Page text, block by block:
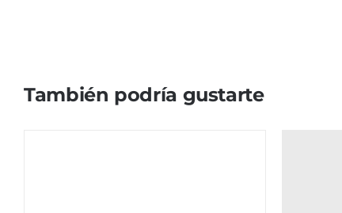
También podría gustarte